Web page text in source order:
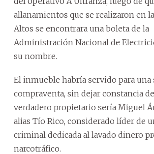
allanamientos que se realizaron en
Altos se encontrara una boleta de la
Administración Nacional de
su nombre.
El inmueble habría servido para
compraventa, sin dejar constancia
verdadero propietario sería Miguel
alias Tío Rico, considerado líder de
criminal dedicada al lavado dinero
narcotráfico.